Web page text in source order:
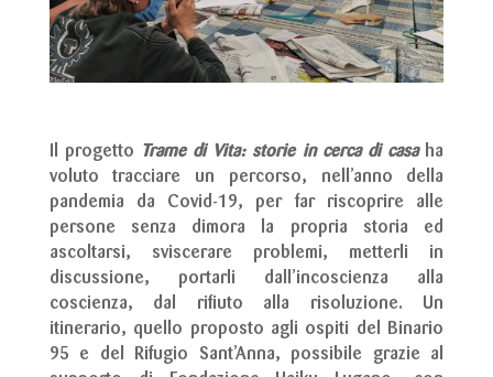
Il progetto Trame di Vita: storie in cerca di casaha
voluto tracciare un percorso, nell’anno della
pandemia da Covid-19, per far riscoprire alle
persone senza dimora la propria storia ed
ascoltarsi, sviscerare problemi, metterli in
discussione, portarli dall’incoscienza alla
coscienza, dal rifiuto alla risoluzione. Un
itinerario, quello proposto agli ospiti del Binario
95 e del Rifugio Sant’Anna, possibile grazie al